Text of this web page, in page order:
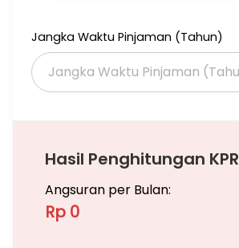
Jangka Waktu Pinjaman (Tahun)
Hasil Penghitungan KPR
Angsuran per Bulan:
Rp 0